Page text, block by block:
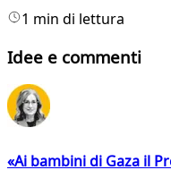
1 min di lettura
Idee e commenti
«Ai bambini di Gaza il